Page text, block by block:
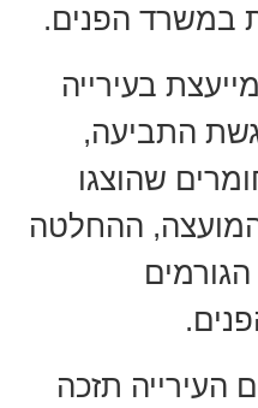
במשרד הפנים.
בעירייה
התביעה,
שהוצגו
ההחלטה
העירייה תזכה